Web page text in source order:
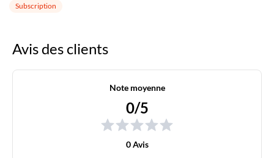
Subscription
Avis des clients
Note moyenne
0/5
0 Avis